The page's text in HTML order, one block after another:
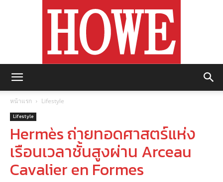
หน้าแรก Lifestyle
Lifestyle
Hermès ถ่ายทอดศาสตร์แห่ง
เรือนเวลาชั้นสูงผ่าน Arceau
Cavalier en Formes